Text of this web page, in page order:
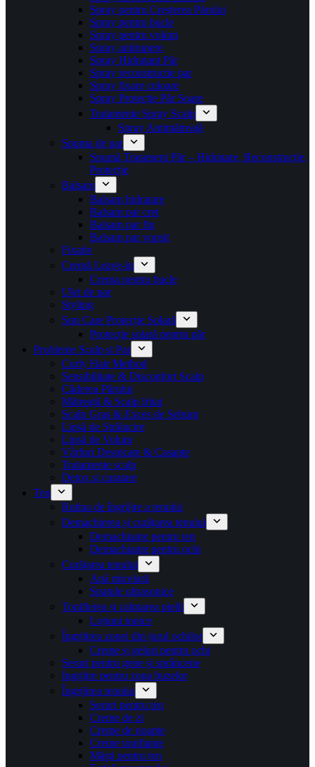
Spray pentru Creșterea Părului
Spray pentru bucle
Spray pentru volum
Spray antirupere
Spray Hidratant Păr
Spray reconstructie par
Spray fixare culoare
Spray Protecție Păr Soare
Tratamente Spray Scalp
Spray Antimătreață
Spuma de par
Spumă Tratament Păr – Hidratare, Reconstrucție,
Protecție
Balsam
Balsam hidratare
Balsam par cret
Balsam par fin
Balsam par vopsit
Fixativ
Cremă Leave-in
Crema pentru bucle
Ulei de par
Styling
Sun Care Protecție Solară
Protecție solară pentru păr
Probleme Scalp si Par
Curly Hair Method
Sensibilitate & Disconfort Scalp
Căderea Părului
Mătreață & Scalp Iritat
Scalp Gras & Exces de Sebum
Lipsă de Strălucire
Lipsă de Volum
Vârfuri Despicate & Casante
Tratamente scalp
Detox si curatare
Ten
Rutina de îngrijire a tenului
Demachierea și curățarea tenului
Demachiante pentru ten
Demachiante pentru ochi
Curățarea tenului
Apă micelară
Spatule ultrasonice
Tonifierea și calmarea pielii
Loțiuni tonice
Îngrijirea zonei din jurul ochilor
Creme și geluri pentru ochi
Seruri pentru gene și sprâncene
Ingrijire pentru zona buzelor
Îngrijirea tenului
Seruri pentru ten
Creme de zi
Creme de noapte
Creme tonifiante
Măști pentru ten